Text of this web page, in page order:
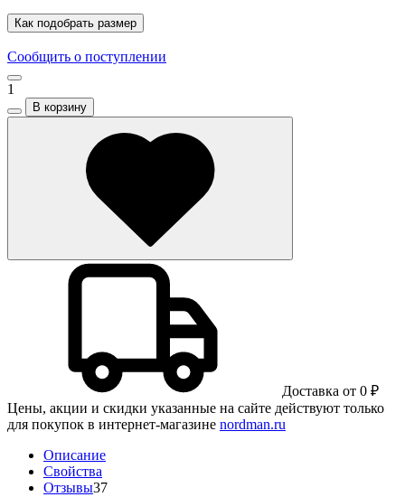
Как подобрать размер
Сообщить о поступлении
1
В корзину
Доставка от 0 ₽
Цены, акции и скидки указанные на сайте действуют только
для покупок в интернет-магазине nordman.ru
Описание
Свойства
Отзывы37